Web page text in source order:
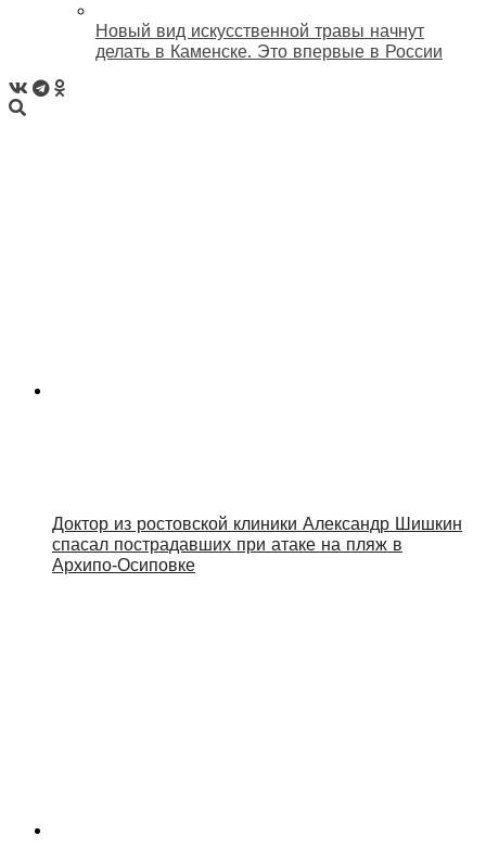
Новый вид искусственной травы начнут
делать в Каменске. Это впервые в России
Доктор из ростовской клиники Александр Шишкин
спасал пострадавших при атаке на пляж в
Архипо‑Осиповке